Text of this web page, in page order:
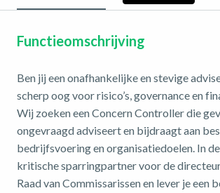
Functieomschrijving
Ben jij een onafhankelijke en stevige
scherp oog voor risico’s, governance en
Wij zoeken een Concern Controller die
ongevraagd adviseert en bijdraagt aan
bedrijfsvoering en organisatiedoelen. In
kritische sparringpartner voor de
Raad van Commissarissen en lever je een